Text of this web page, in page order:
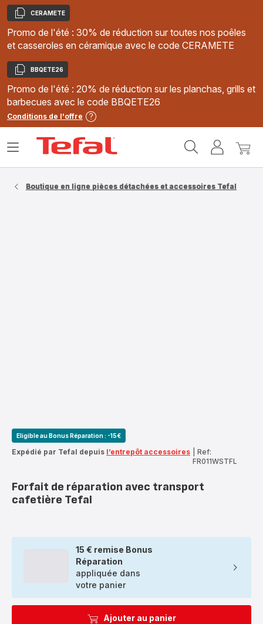
Copier
CERAMETE
Promo de l'été : 30% de réduction sur toutes nos poêles
et casseroles en céramique avec le code CERAMETE
Copier
BBQETE26
Promo de l'été : 20% de réduction sur les planchas, grills et
barbecues avec le code BBQETE26
Conditions de l'offre
MonMon
Ouvrir
Boutique en ligne pièces détachées et accessoires Tefal
Eligible au Bonus Réparation : -15€
Expédié par Tefal depuis l’entrepôt accessoires
Ref:
FR011WSTFL
Forfait de réparation avec transport
cafetière Tefal
15 € remise Bonus
Réparation
appliquée dans
votre panier
Ajouter au panier